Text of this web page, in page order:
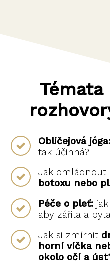
Témata
Obličejová
tak účinná?
Jak omládnout
botoxu nebo
Péče o pleť:
aby zářila a
Jak si zmírnit
horní víčka
okolo očí a